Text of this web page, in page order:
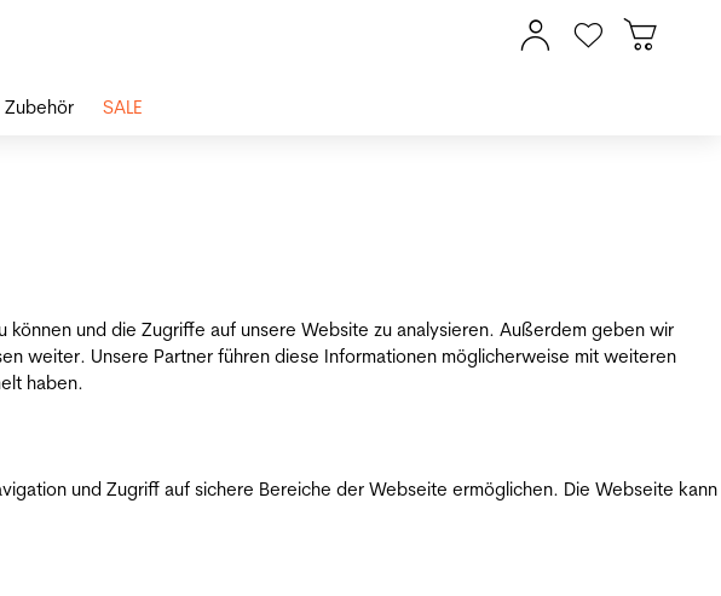
und die Zugriffe auf unsere Website zu analysieren. Außerdem geben wir
weiter. Unsere Partner führen diese Informationen möglicherweise mit weiteren
haben.
und Zugriff auf sichere Bereiche der Webseite ermöglichen. Die Webseite kann
Zubehör SALE